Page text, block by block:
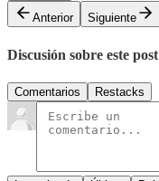
Anterior
Siguiente
Discusión sobre este post
Comentarios Restacks